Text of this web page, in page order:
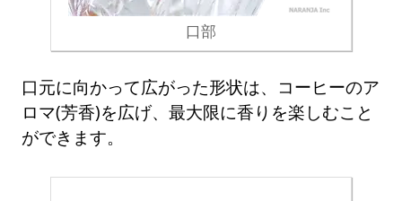
口部
口元に向かって広がった形状は、コーヒーのア
ロマ(芳香)を広げ、最大限に香りを楽しむこと
ができます。